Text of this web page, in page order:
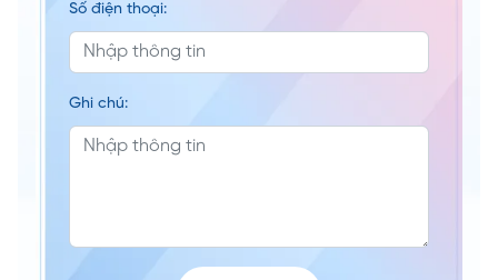
Số điện thoại:
Ghi chú: